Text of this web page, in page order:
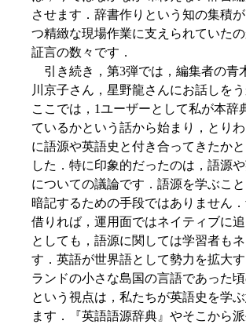
させます．辞書作りという知の集積
つ精緻な現場作業に支えられていた
証言の数々です．
引き続き，第3弾では，編集者の青
川京子さん，星野龍さんにお話しを
ここでは，1ユーザーとして私が本辞
ているかという話から始まり，とり
に語源や英語史と付き合ってきたか
した．特に印象的だったのは，語源
についての議論です．語源を学ぶこ
暗記するための手段ではありません
借りれば，運用面ではネイティブに
としても，語源に関しては学習者も
す．英語が世界語として勢力を拡大
ランドの小さな島国の言語であった
という視点は，私たちが英語史を学
ます．『英語語源辞典』やそこから